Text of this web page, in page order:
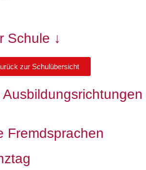
Schule ↓
zur Schulübersicht
Fremdsprachen